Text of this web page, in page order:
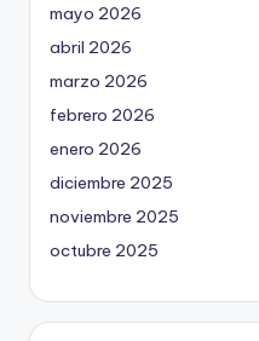
mayo 2026
abril 2026
marzo 2026
febrero 2026
enero 2026
diciembre 2025
noviembre 2025
octubre 2025